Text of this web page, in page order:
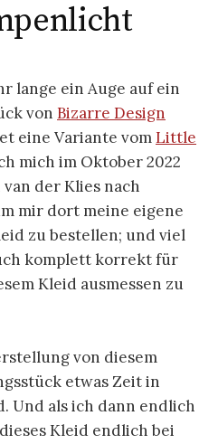
lange ein Auge auf ein
von Bizarre Design
eine Variante vomLittle
mich im Oktober 2022
der Klies nach
mir dort meine eigene
zu bestellen; und viel
komplett korrekt für
Kleid ausmessen zu
von diesem
etwas Zeit in
Und als ich dann endlich
Kleid endlich bei